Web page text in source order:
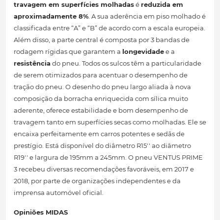
travagem em superfícies molhadasé reduzida em
aproximadamente 8%. A sua aderência em piso molhado é
classificada entre “A” e “B” de acordo com a escala europeia.
Além disso, a parte central é composta por 3 bandas de
rodagem rígidas que garantem a longevidadee a
resistênciado pneu. Todos os sulcos têm a particularidade
de serem otimizados para acentuar o desempenho de
tração do pneu. O desenho do pneu largo aliada à nova
composição da borracha enriquecida com sílica muito
aderente, oferece estabilidade e bom desempenho de
travagem tanto em superfícies secas como molhadas. Ele se
encaixa perfeitamente em carros potentes e sedãs de
prestígio. Está disponível do diâmetro R15'' ao diâmetro
R19'' e largura de 195mm a 245mm. O pneu VENTUS PRIME
3 recebeu diversas recomendações favoráveis, em 2017 e
2018, por parte de organizações independentes e da
imprensa automóvel oficial.
Opiniões MIDAS